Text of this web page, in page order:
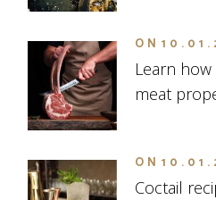
ON
Learn
meat
ON
Coctail